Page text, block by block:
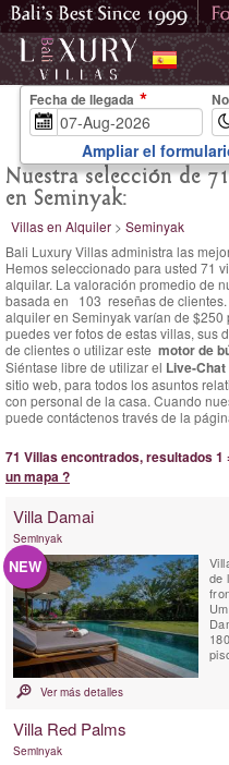
Nuestra selección de
en Seminyak:
Villas en Alquiler > Seminyak
Bali Luxury Villas administra las
Hemos seleccionado para usted 71
alquilar. La valoración promedio de
basada en 103 reseñas de clientes.
alquiler en Seminyak varían de $250
puedes ver fotos de estas villas, sus
de clientes o utilizar este motor de
Siéntase libre de utilizar el Live-Chat
sitio web, para todos los asuntos
con personal de la casa. Cuando
puede contáctenos través de la
71 Villas encontrados, resultados 1
un mapa ?
Villa Damai
Seminyak
NEW
de
Ver más detalles
Villa Red Palms
Seminyak
Fecha de llegada
Ampliar el